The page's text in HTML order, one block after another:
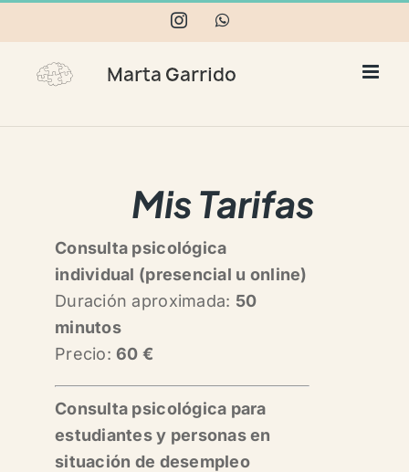
to
content
InstagramWhatsApp
Mis Tarifas
Consulta psicológica
individual (presencial u online)
Duración aproximada: 50
minutos
Precio: 60 €
Consulta psicológica para
estudiantes y personas en
situación de desempleo